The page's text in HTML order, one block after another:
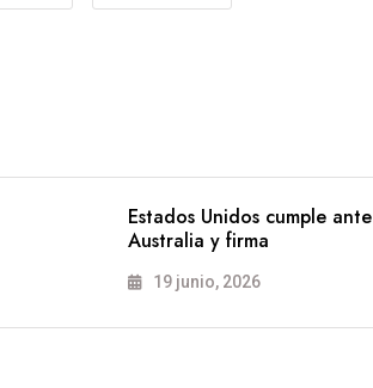
Estados Unidos cumple ante
Australia y firma
19 junio, 2026